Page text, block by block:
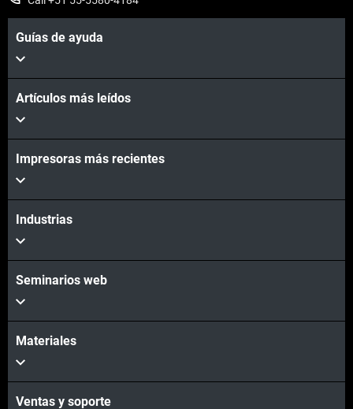
Guías de ayuda
Artículos más leídos
Impresoras más recientes
Industrias
Seminarios web
Materiales
Ventas y soporte